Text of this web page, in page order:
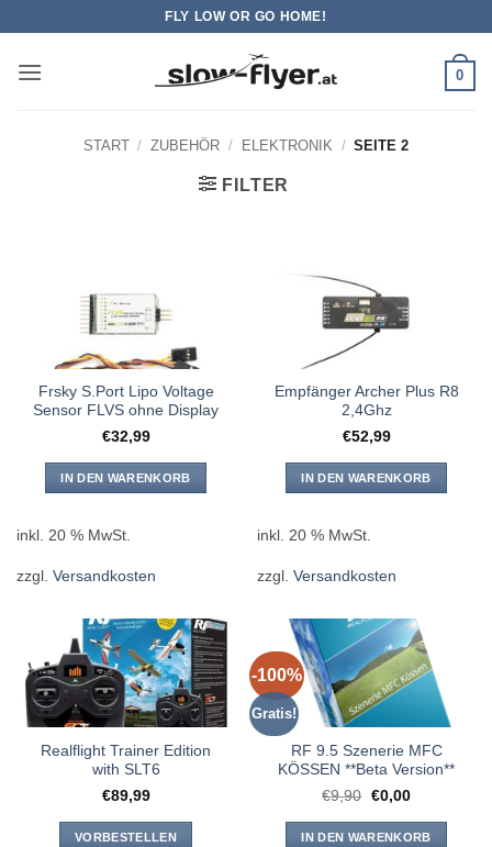
springen
FLY LOW OR GO HOME!
0
START / ZUBEHÖR / ELEKTRONIK / SEITE 2
FILTER
Frsky S.Port Lipo Voltage
Sensor FLVS ohne Display
€32,99
IN DEN WARENKORB
inkl. 20 % MwSt.
zzgl. Versandkosten
Empfänger Archer Plus R8
2,4Ghz
€52,99
IN DEN WARENKORB
inkl. 20 % MwSt.
zzgl. Versandkosten
Realflight Trainer Edition
with SLT6
€89,99
VORBESTELLEN
-100%
Gratis!
RF 9.5 Szenerie MFC
KÖSSEN **Beta Version**
€9,90 Ursprünglicher
Preis
war:
€9,90
€0,00Aktueller
ist:
€0,00.
IN DEN WARENKORB